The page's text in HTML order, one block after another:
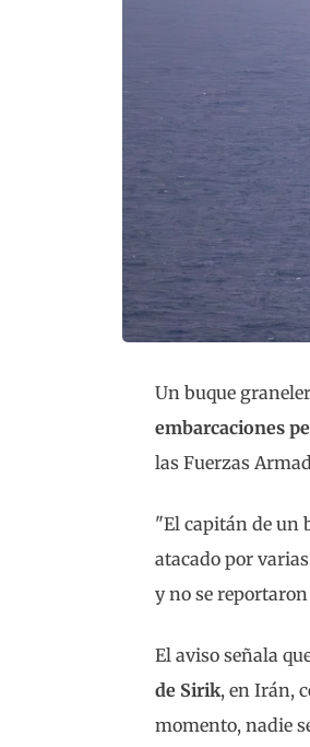
Un buque
embarcaciones
las Fuerzas
"El capitán de un
atacado por
y no se
El aviso señala
de Sirik, en Irán,
momento, nadie